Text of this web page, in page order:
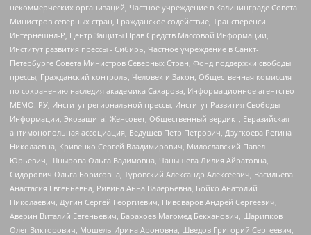
некоммерческих организаций, Частное учреждение в Калининграде Совета
Министров северных стран, Гражданское содействие, Трансперенси
Интернешнл-Р, Центр Защиты Прав Средств Массовой Информации,
Институт развития прессы - Сибирь, Частное учреждение в Санкт-
Петербурге Совета Министров Северных Стран, Фонд поддержки свободы
прессы, Гражданский контроль, Человек и Закон, Общественная комиссия
по сохранению наследия академика Сахарова, Информационное агентство
МЕМО. РУ, Институт региональной прессы, Институт Развития Свободы
Информации, Экозащита!-Женсовет, Общественный вердикт, Евразийская
антимонопольная ассоциация, Бедушев Петр Петрович, Дзугкоева Регина
Николаевна, Кривенко Сергей Владимирович, Милославский Павел
Юрьевич, Шнырова Ольга Вадимовна, Чанышева Лилия Айратовна,
Сидорович Ольга Борисовна, Туровский Александр Алексеевич, Васильева
Анастасия Евгеньевна, Ривина Анна Валерьевна, Бойко Анатолий
Николаевич, Дугин Сергей Георгиевич, Пивоваров Андрей Сергеевич,
Аверин Виталий Евгеньевич, Барахоев Магомед Бекханович, Шарипков
Олег Викторович, Мошель Ирина Ароновна, Шведов Григорий Сергеевич,